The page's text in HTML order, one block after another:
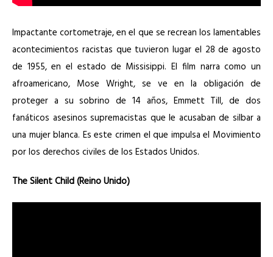
Impactante cortometraje, en el que se recrean los lamentables
acontecimientos racistas que tuvieron lugar el 28 de agosto
de 1955, en el estado de Missisippi. El film narra como un
afroamericano, Mose Wright, se ve en la obligación de
proteger a su sobrino de 14 años, Emmett Till, de dos
fanáticos asesinos supremacistas que le acusaban de silbar a
una mujer blanca. Es este crimen el que impulsa el Movimiento
por los derechos civiles de los Estados Unidos.
The Silent Child (Reino Unido)